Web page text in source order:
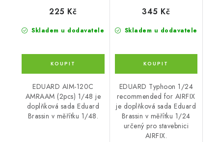
Skladem u dodavatele
225 Kč
EDUARD AIM-120C
AMRAAM (2pcs) 1/48 je
doplňková sada Eduard
Brassin v měřítku 1/48.
Skladem u dodavatele
345 Kč
EDUARD Typhoon 1/24
recommended for AIRFIX
je doplňková sada Eduard
Brassin v měřítku 1/24
určený pro stavebnici
AIRFIX.